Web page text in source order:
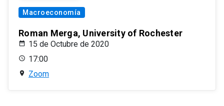
Macroeconomía
Roman Merga, University of Rochester
15 de Octubre de 2020
17:00
Zoom